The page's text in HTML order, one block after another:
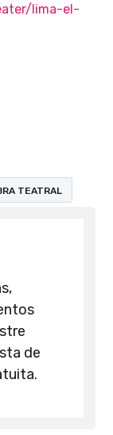
lima-el-
TEATRAL
de